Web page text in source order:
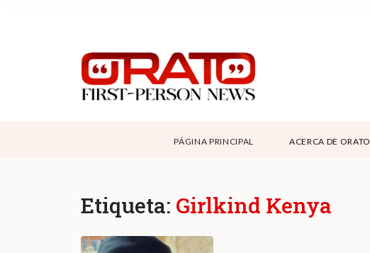
SUPPORT
CONTÁCTANOS
PÁGINA PRINCIPAL ACERCA DE ORATO
Etiqueta: Girlkind Kenya